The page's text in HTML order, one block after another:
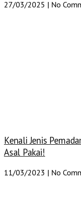
27/03/2025 No
Kenali Jenis
Asal Pakai!
11/03/2023 No